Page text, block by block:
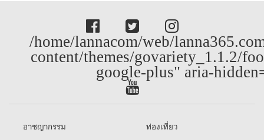
/home/lannacom/web/
content/themes/govariety_1.1.2/
google-plus" aria-
อาชญากรรม
ท่องเที่ยว